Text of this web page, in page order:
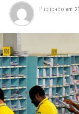
Publicado em